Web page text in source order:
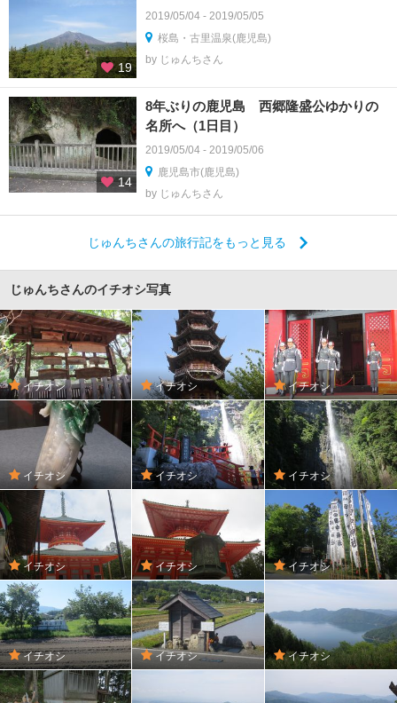
19
2019/05/04 - 2019/05/05
桜島・古里温泉(鹿児島)
by じゅんちさん
14
8年ぶりの鹿児島 西郷隆盛公ゆかりの
名所へ（1日目）
2019/05/04 - 2019/05/06
鹿児島市(鹿児島)
by じゅんちさん
じゅんちさんの旅行記をもっと見る
じゅんちさんのイチオシ写真
イチオシ イチオシ イチオシ
イチオシ イチオシ イチオシ
イチオシ イチオシ イチオシ
イチオシ イチオシ イチオシ